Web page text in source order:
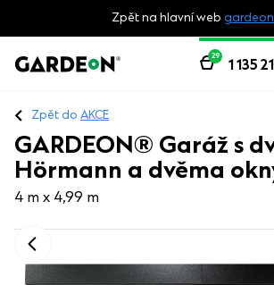
Zpět na hlavní web
1 135
29
Zpět do AKCE
GARDEON® Garáž s
Hörmann a dvěma
4 m x 4,99 m